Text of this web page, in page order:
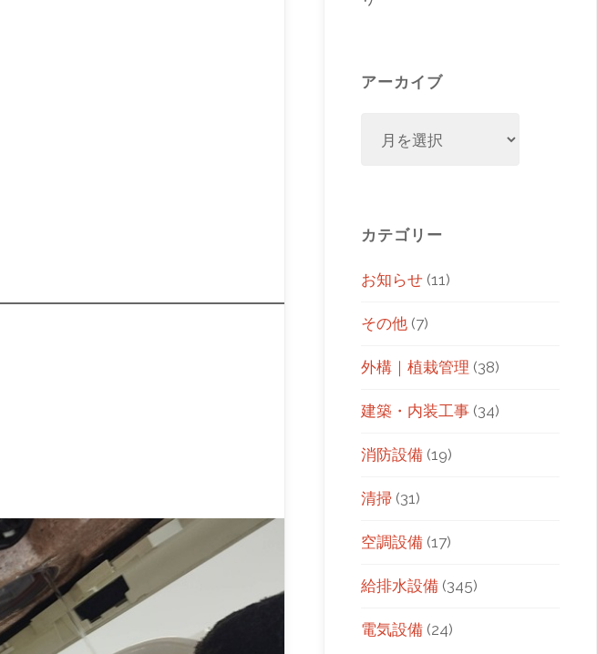
アーカイブ
カテゴリー
お知らせ (11)
その他 (7)
外構｜植栽管理 (38)
建築・内装工事 (34)
消防設備 (19)
清掃 (31)
空調設備 (17)
給排水設備 (345)
電気設備 (24)